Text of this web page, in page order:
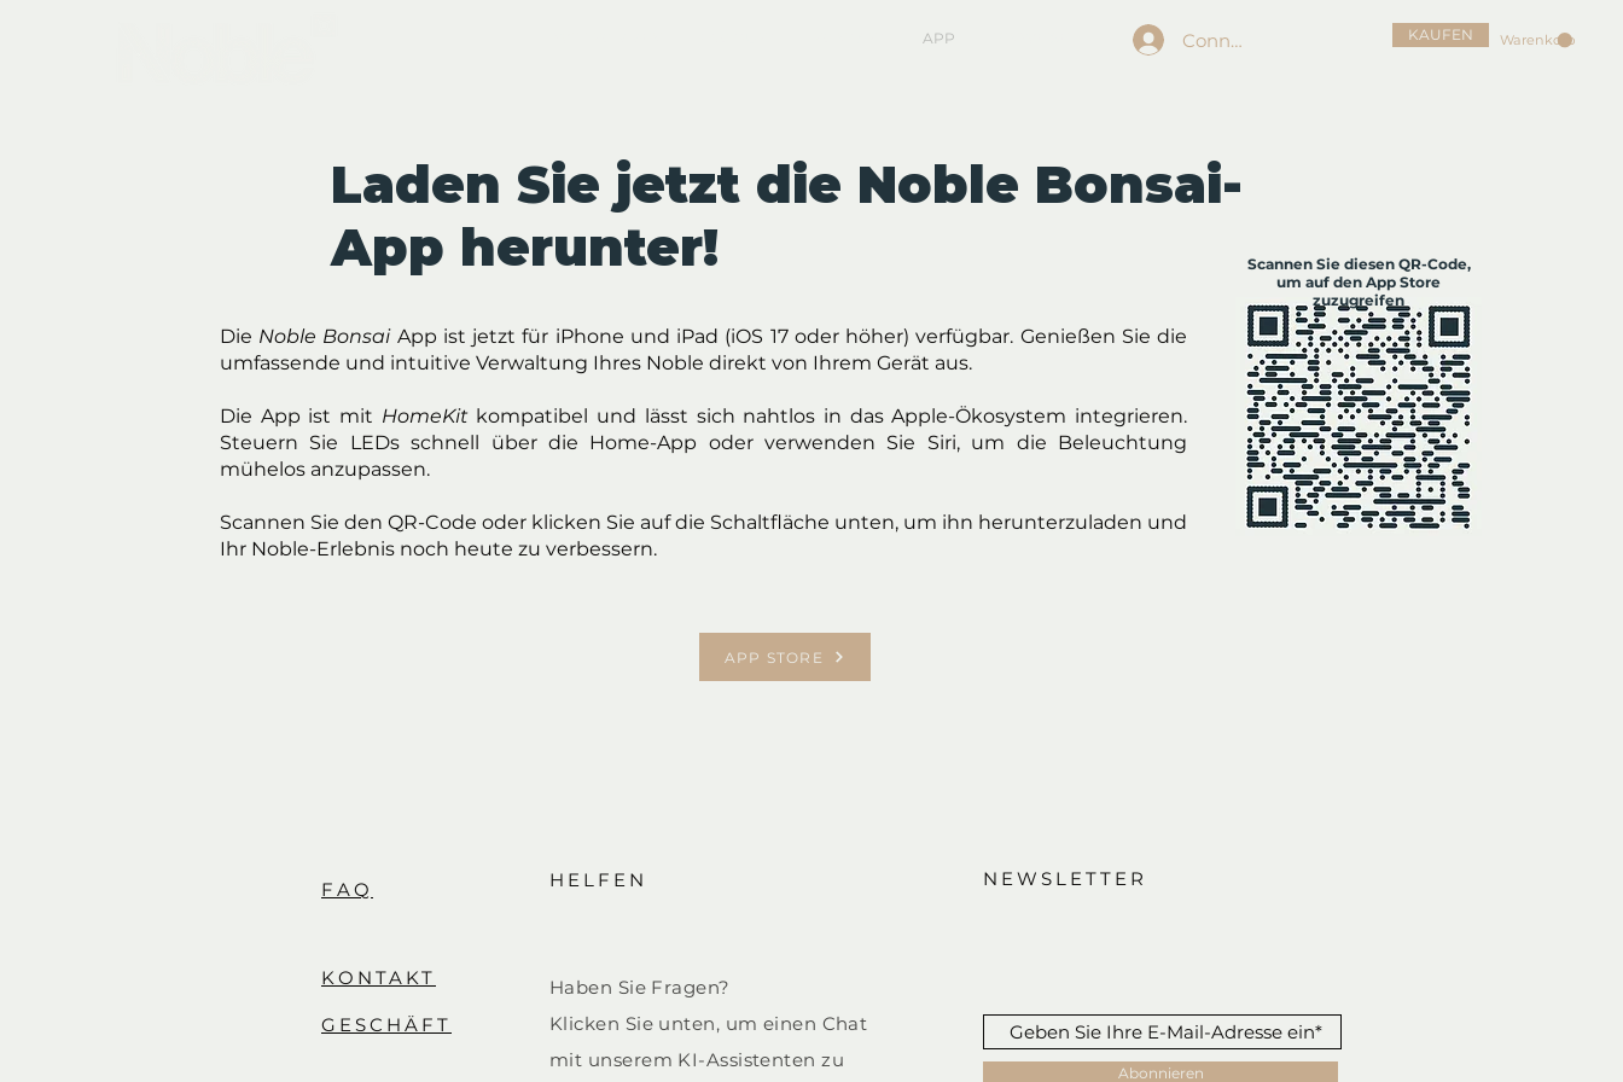
APP Connexion KAUFEN Warenkorb
Laden Sie jetzt die Noble Bonsai-
App herunter!
Die Noble BonsaiApp ist jetzt für iPhone und iPad (iOS 17 oder höher) verfügbar. Genießen Sie die
umfassende und intuitive Verwaltung Ihres Noble direkt von Ihrem Gerät aus.
Die App ist mit HomeKitkompatibel und lässt sich nahtlos in das Apple-Ökosystem integrieren.
Steuern Sie LEDs schnell über die Home-App oder verwenden Sie Siri, um die Beleuchtung
mühelos anzupassen.
Scannen Sie den QR-Code oder klicken Sie auf die Schaltfläche unten, um ihn herunterzuladen und
Ihr Noble-Erlebnis noch heute zu verbessern.
Scannen Sie diesen QR-Code,
um auf den App Store
zuzugreifen
APP STORE
FAQ HELFEN NEWSLETTER
KONTAKT
GESCHÄFT
Haben Sie Fragen?
Klicken Sie unten, um einen Chat
mit unserem KI-Assistenten zu
Abonnieren